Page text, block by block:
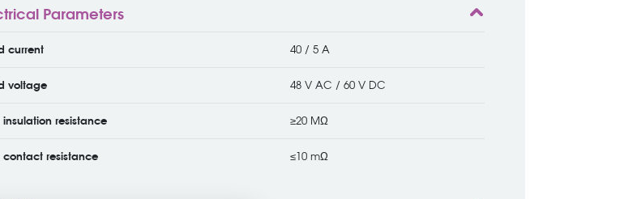
Parameters
current 40 / 5 A
voltage 48 V AC / 60 V DC
resistance ≥20 MΩ
contact resistance ≤10 mΩ